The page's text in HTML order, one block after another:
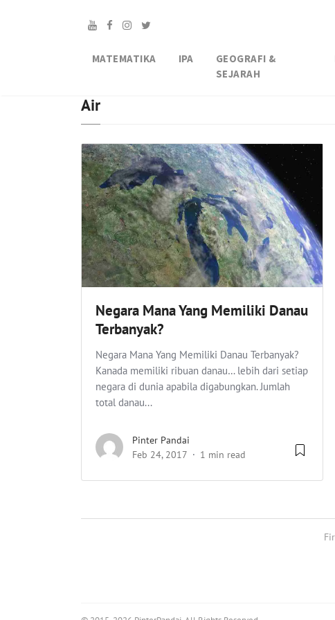
MATEMATIKA IPA
GEOGRAFI &
SEJARAH
Air
Negara Mana Yang Memiliki Danau
Terbanyak?
Negara Mana Yang Memiliki Danau Terbanyak?
Kanada memiliki ribuan danau… lebih dari setiap
negara di dunia apabila digabungkan. Jumlah
total danau...
Pinter Pandai
Feb 24, 2017
1 min read